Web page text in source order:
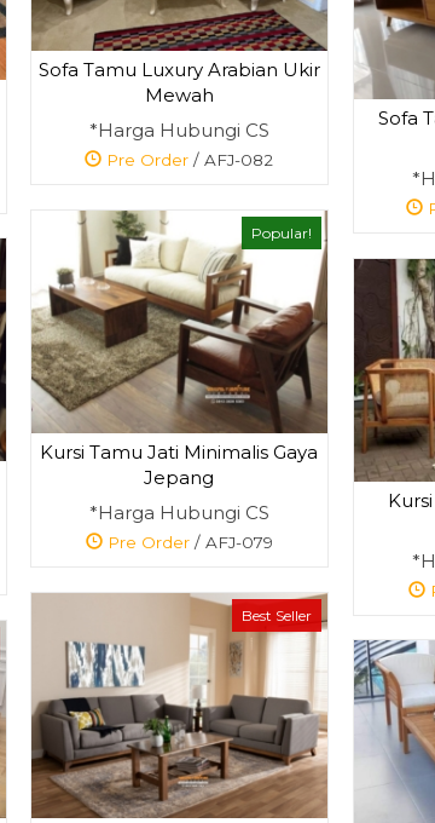
Sofa Tamu Luxury Arabian Ukir
Mewah
*Harga Hubungi CS
Pre Order / AFJ-082
Sofa
Popular!
Kursi Tamu Jati Minimalis Gaya
Jepang
*Harga Hubungi CS
Pre Order/ AFJ-079
Best Seller